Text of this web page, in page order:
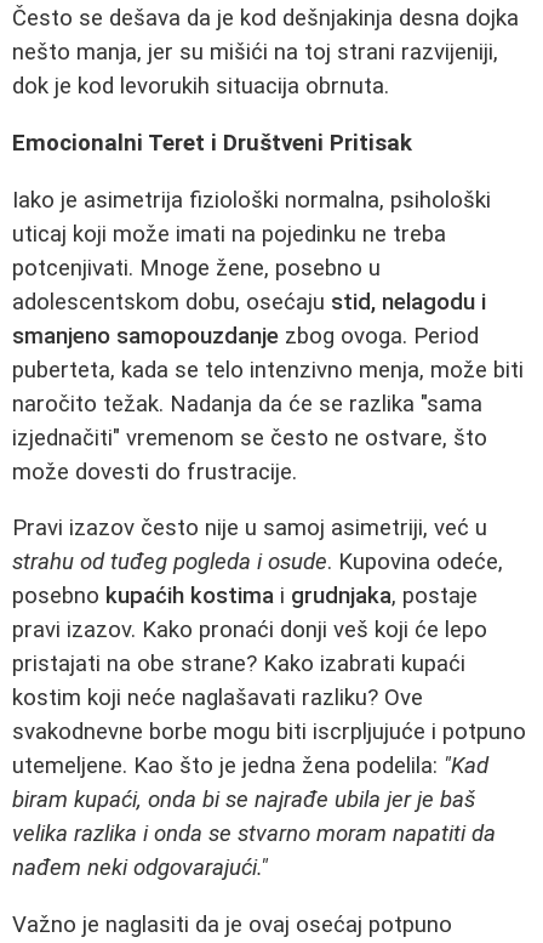
Često se dešava da je kod dešnjakinja desna dojka
nešto manja, jer su mišići na toj strani razvijeniji,
dok je kod levorukih situacija obrnuta.
Emocionalni Teret i Društveni Pritisak
Iako je asimetrija fiziološki normalna, psihološki
uticaj koji može imati na pojedinku ne treba
potcenjivati. Mnoge žene, posebno u
adolescentskom dobu, osećaju stid, nelagodu i
smanjeno samopouzdanje zbog ovoga. Period
puberteta, kada se telo intenzivno menja, može biti
naročito težak. Nadanja da će se razlika "sama
izjednačiti" vremenom se često ne ostvare, što
može dovesti do frustracije.
Pravi izazov često nije u samoj asimetriji, već u
strahu od tuđeg pogleda i osude. Kupovina odeće,
posebno kupaćih kostima i grudnjaka, postaje
pravi izazov. Kako pronaći donji veš koji će lepo
pristajati na obe strane? Kako izabrati kupaći
kostim koji neće naglašavati razliku? Ove
svakodnevne borbe mogu biti iscrpljujuće i potpuno
utemeljene. Kao što je jedna žena podelila: "Kad
biram kupaći, onda bi se najrađe ubila jer je baš
velika razlika i onda se stvarno moram napatiti da
nađem neki odgovarajući."
Važno je naglasiti da je ovaj osećaj potpuno